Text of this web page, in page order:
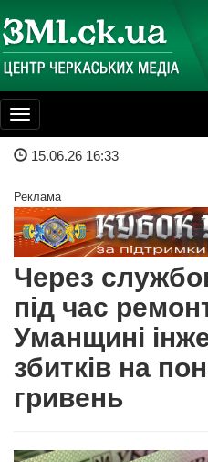
Toggle
navigation
15.06.26 16:33
Реклама
Через
під час
Уманщині
збитків на
гривень